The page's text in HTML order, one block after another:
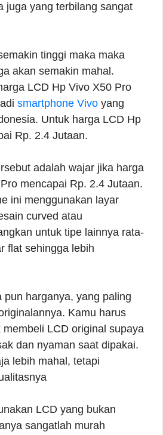
juga yang terbilang sangat
tinggi maka maka
akan semakin mahal.
LCD Hp Vivo X50 Pro
smartphone Vivo yang
Untuk harga LCD Hp
Rp. 2.4 Jutaan.
adalah wajar jika harga
mencapai Rp. 2.4 Jutaan.
ini menggunakan layar
curved atau
untuk tipe lainnya rata-
flat sehingga lebih
pun harganya, yang paling
Kamu harus
LCD original supaya
dan nyaman saat dipakai.
lebih mahal, tetapi
LCD yang bukan
sangatlah murah